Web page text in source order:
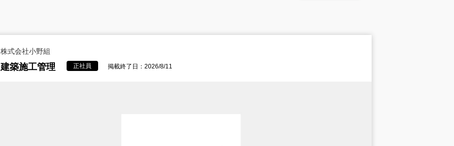
株式会社小野組
建築施工管理 正社員 掲載終了日：2026/8/11